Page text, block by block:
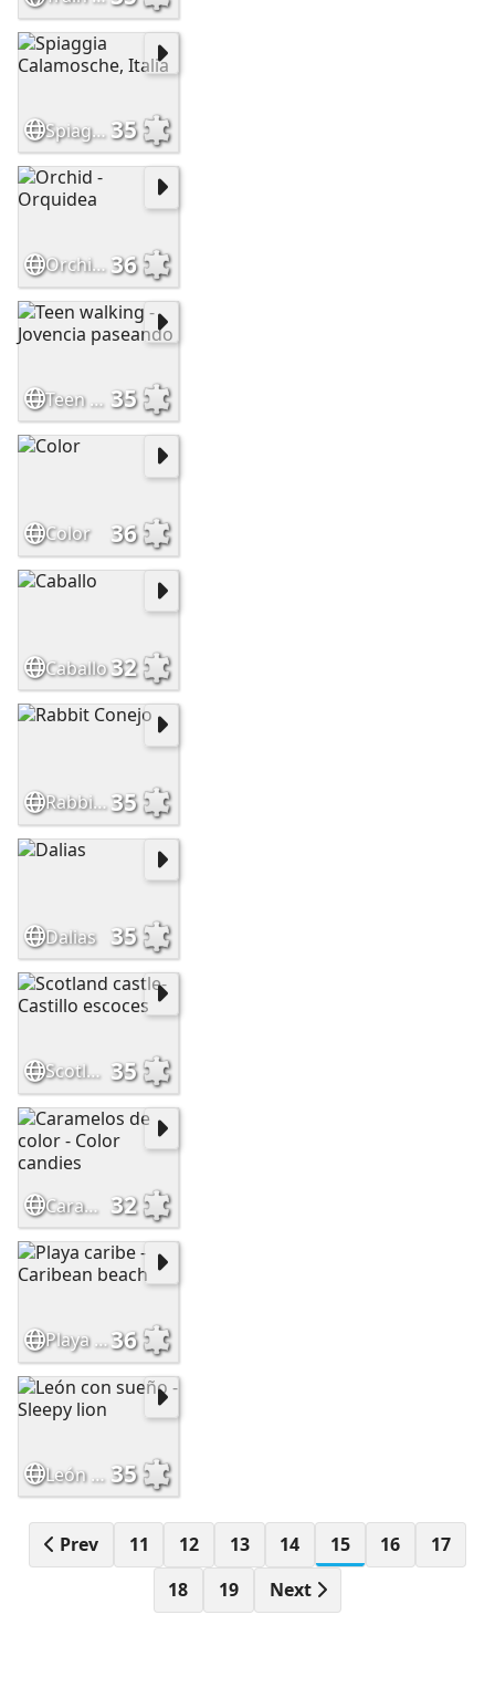
Spiaggia Calamosche, Italia 35
Orchid - Orquidea 36
Teen walking - Jovencia paseando 35
Color 36
Caballo32
Rabbit Conejo35
Dalias 35
Scotland castle- Castillo escoces 35
Caramelos de color - Color candies 32
Playa caribe - Caribean beach36
León con sueño - Sleepy lion 35
Prev 11 12 13 14 15 16
17
18
19 Next